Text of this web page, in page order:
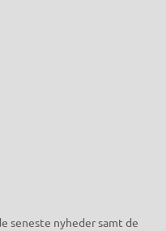
seneste nyheder samt de